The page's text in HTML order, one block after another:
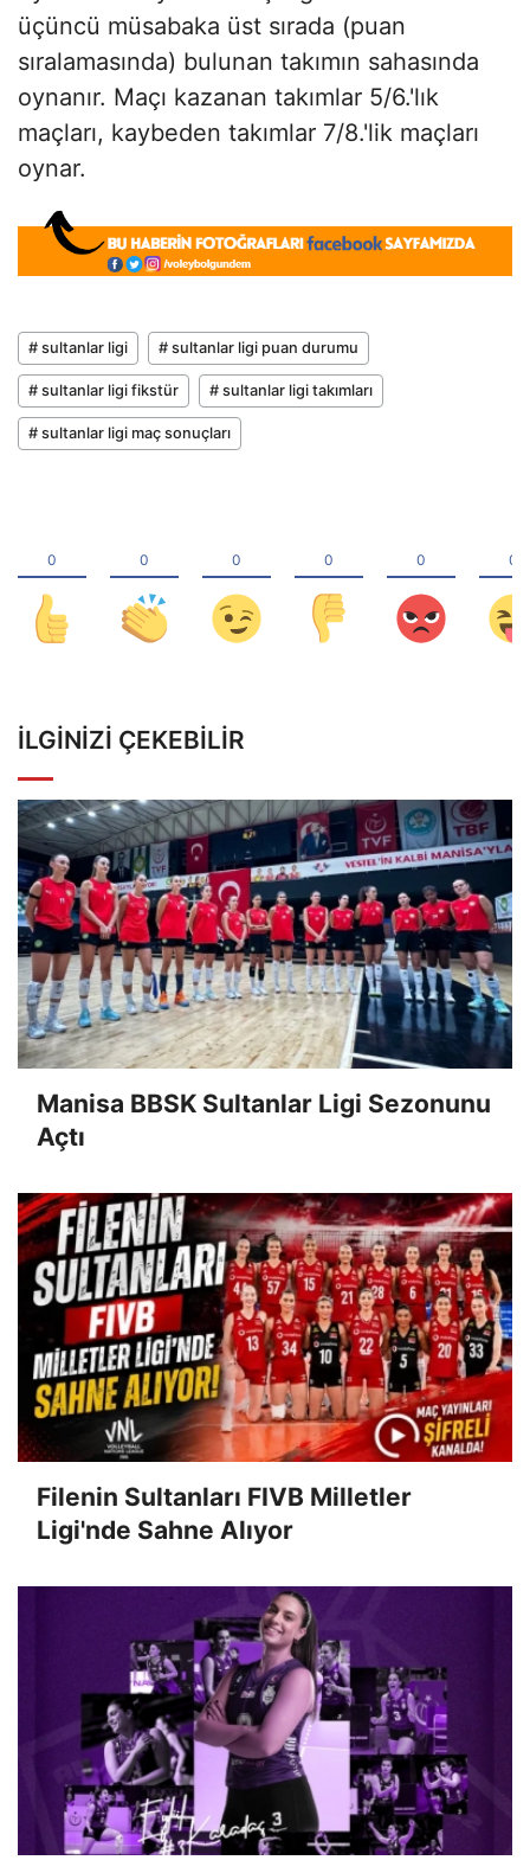
üçüncü müsabaka üst sırada (puan
sıralamasında) bulunan takımın sahasında
oynanır. Maçı kazanan takımlar 5/6.'lık
maçları, kaybeden takımlar 7/8.'lik maçları
oynar.
# sultanlar ligi # sultanlar ligi puan durumu
# sultanlar ligi fikstür # sultanlar ligi takımları
# sultanlar ligi maç sonuçları
İLGINIZI ÇEKEBILIR
Manisa BBSK Sultanlar Ligi Sezonunu
Açtı
Filenin Sultanları FIVB Milletler
Ligi'nde Sahne Alıyor